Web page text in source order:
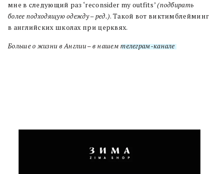
мне в следующий раз ‘reconsider my outfits’(подбирать
более подходящую одежду – ред.). Такой вот виктимблейминг
в английских школах при церквях.
Больше о жизни в Англии – в нашемтелеграм-канале